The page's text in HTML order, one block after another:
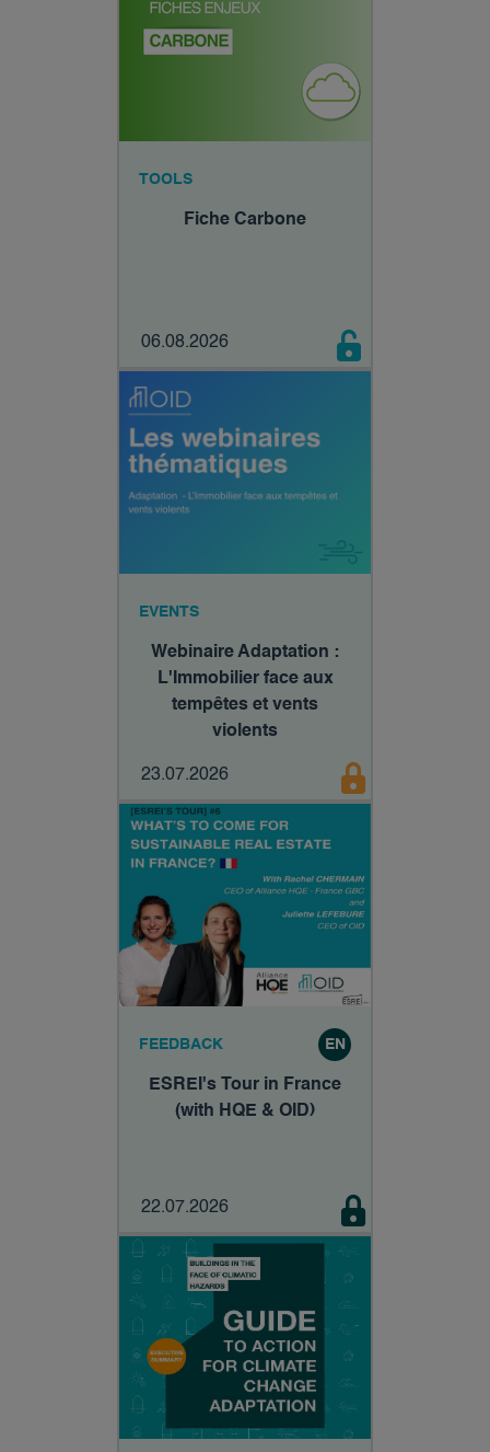
TOOLS
Fiche Carbone
06.08.2026
EVENTS
Webinaire Adaptation :
L'Immobilier face aux
tempêtes et vents
violents
23.07.2026
FEEDBACK EN
ESREI's Tour in France
(with HQE & OID)
22.07.2026